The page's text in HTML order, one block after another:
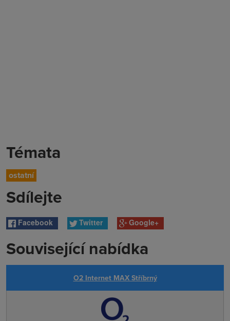
Témata
ostatní
Sdílejte
Facebook Twitter Google+
Související nabídka
O2 Internet MAX Stříbrný